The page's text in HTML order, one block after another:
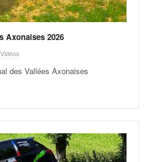
Axonaises 2026
Vidéos
des Vallées Axonaises